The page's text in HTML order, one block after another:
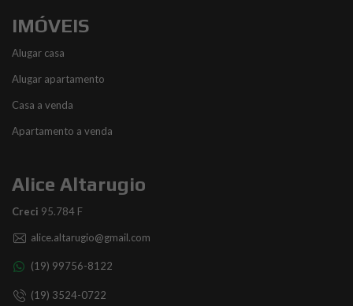
IMÓVEIS
Alugar casa
Alugar apartamento
Casa a venda
Apartamento a venda
Alice Altarugio
Creci 95.784 F
alice.altarugio@gmail.com
(19) 99756-8122
(19) 3524-0722